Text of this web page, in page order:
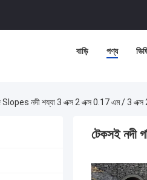
বাড়ি পণ্য
Slopes নদী শয্যা 3 এক্স 2 এক্স 0.17 এম / 3
টেকসই নদী